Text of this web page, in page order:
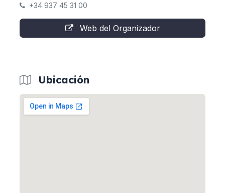
+34 937 45 31 00
Web del Organizador
Ubicación